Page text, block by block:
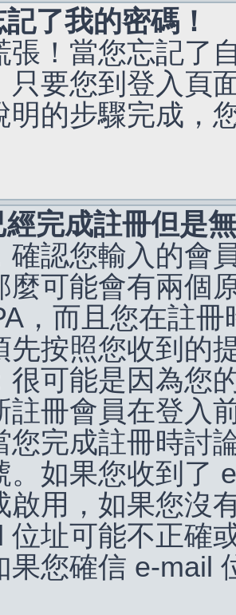
了我的密碼！
張！當您忘記了
只要您到登入頁
明的步驟完成，
經完成註冊但是
確認您輸入的會
麼可能會有兩個
，而且您在註
先按照您收到的
很可能是因為您
註冊會員在登入
您完成註冊時討
。如果您收到了
啟用，如果您沒
位址可能不正確
果您確信 e-mail